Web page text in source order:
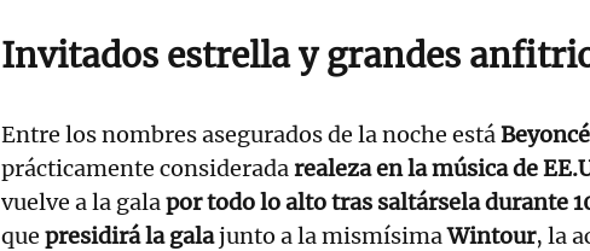
Invitados estrella y grandes
Entre los nombres asegurados de la noche estáBeyoncé
prácticamente consideradarealeza en la música de
vuelve a la galapor todo lo alto tras saltársela durante
que presidirá la galajunto a la mismísimaWintour, la